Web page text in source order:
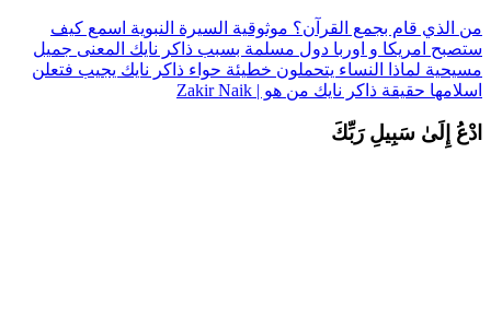
الذي قام بجمع القرآن؟موثوقية السيرة النبويةاسمع كيف
امريكا و اوربا دول مسلمة بسبب ذاكر نايك المعنى جميل
لماذا النساء يتحملون خطيئة حواء ذاكر نايك يجيب فتعلن
حقيقة ذاكر نايك من هو | Zakir Naik
إِلَىٰ سَبِيلِ رَبِّكَ